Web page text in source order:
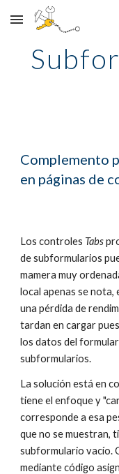
Skip to main content
Complemento
en páginas de
Los controles Tabs
de subformularios
mamera muy
local apenas se nota,
una pérdida de
tardan en cargar
los datos del
subformularios.
La solución está en
tiene el enfoque y
corresponde a esa
que no se muestran,
subformulario vacío.
mediante código